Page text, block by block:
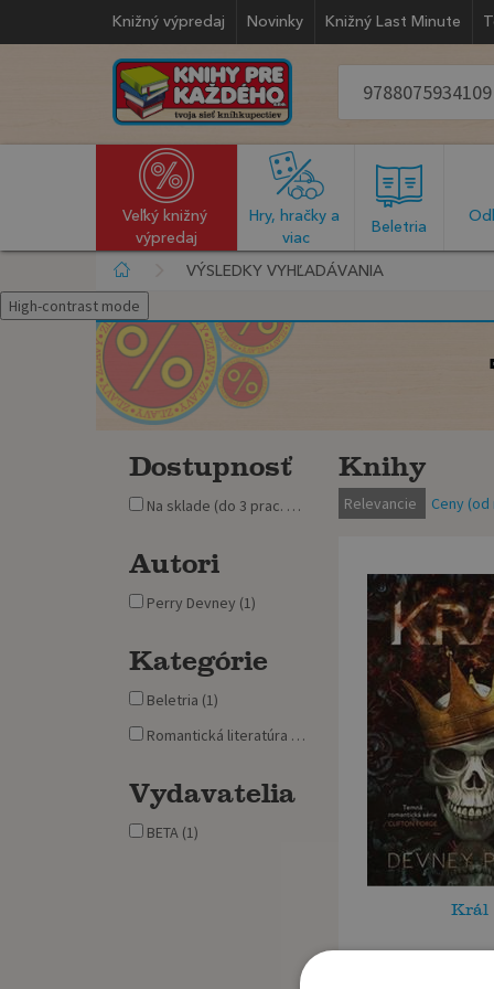
Knižný výpredaj Novinky Knižný Last Minute
Veľký knižný
výpredaj
Hry, hračky a
viac
Beletria
VÝSLEDKY VYHĽADÁVANIA
High-contrast mode
Dostupnosť
Na sklade (do 3 prac. dní) (1)
Autori
Perry Devney (1)
Kategórie
Beletria (1)
Romantická literatúra (1)
Vydavatelia
BETA (1)
Knihy
Relevancie Ceny (od
Král